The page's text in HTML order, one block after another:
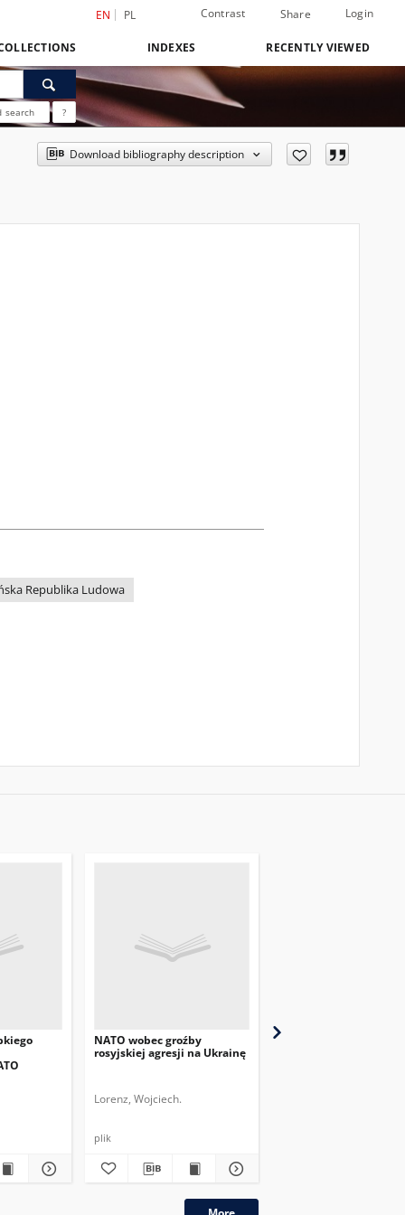
EN PL Contrast Share Login
INDEXES RECENTLY VIEWED
search ?
Download bibliography description
Republika Ludowa
NATO wobec groźby
rosyjskiej agresji na Ukrainę
Lorenz, Wojciech.
plik